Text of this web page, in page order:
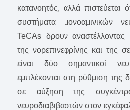
κατανοητός, αλλά πιστεύεται
συστήματα μονοαμινικών
TeCAs δρουν
της νορεπινεφρίνης και της
είναι δύο σημαντικοί
εμπλέκονται στη ρύθμιση της
σε αύξηση της
νευροδιαβιβαστών στον